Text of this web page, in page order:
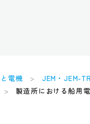
電機 JEM・JEM-
製造所における船用